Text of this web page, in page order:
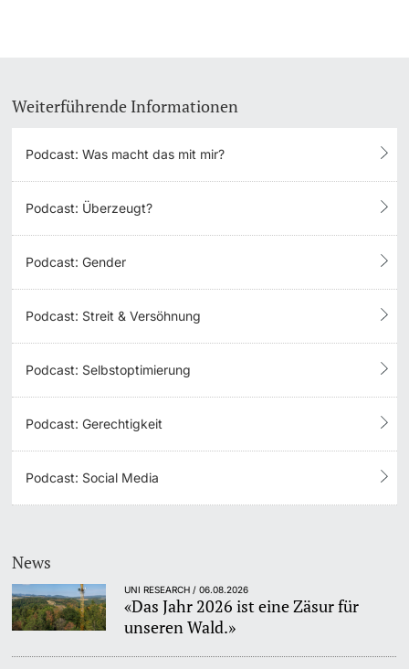
Weiterführende Informationen
Podcast: Was macht das mit mir?
Podcast: Überzeugt?
Podcast: Gender
Podcast: Streit & Versöhnung
Podcast: Selbstoptimierung
Podcast: Gerechtigkeit
Podcast: Social Media
News
UNI RESEARCH / 06.08.2026
«Das Jahr 2026 ist eine Zäsur für
unseren Wald.»